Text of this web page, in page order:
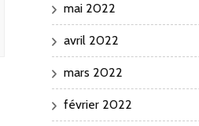
mai 2022
avril 2022
mars 2022
février 2022